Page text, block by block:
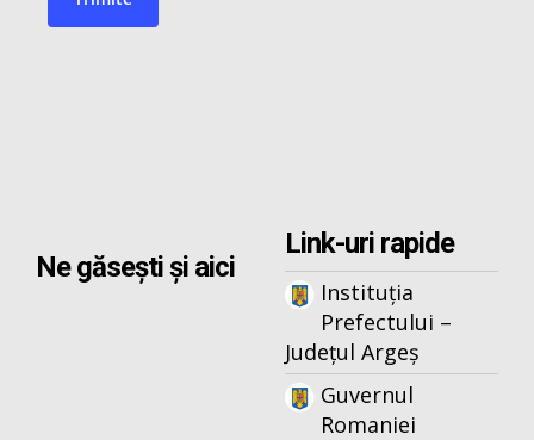
Ne găsești și aici
Link-uri rapide
Instituția
Prefectului –
Județul Argeș
Guvernul
Romaniei